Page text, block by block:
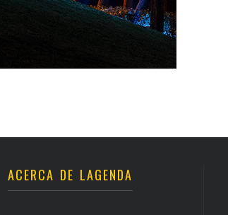
ACERCA DE LAGENDA